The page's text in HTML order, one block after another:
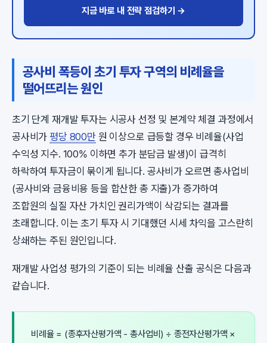
지금 바로 내 전략 점검하기 →
공사비 폭등이 초기 투자 구역의 비례율을
떨어뜨리는 원인
초기 단계 재개발 투자는 시공사 선정 및 본계약 체결 과정에서
공사비가 평당 800만원 이상으로 급등할 경우 비례율(사업
수익성 지수. 100% 이하면 추가 분담금 발생)이 급격히
하락하여 투자금이 묶이게 됩니다. 공사비가 오르면 총사업비
(공사비와 금융비용 등을 합산한 총 지출)가 증가하여
조합원의 실질 자산 가치인 권리가액이 삭감되는 결과를
초래합니다. 이는 초기 투자 시 기대했던 시세 차익을 고스란히
상쇄하는 주된 원인입니다.
재개발 사업성 평가의 기준이 되는 비례율 산출 공식은 다음과
같습니다.
비례율 = (종후자산평가액 - 총사업비) ÷ 종전자산평가액 ×